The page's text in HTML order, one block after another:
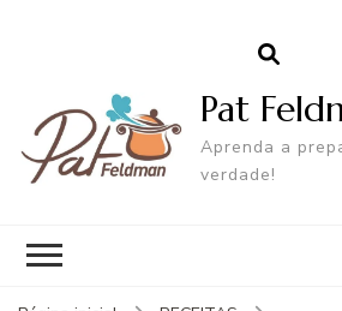
Pat
Aprenda a
verdade!